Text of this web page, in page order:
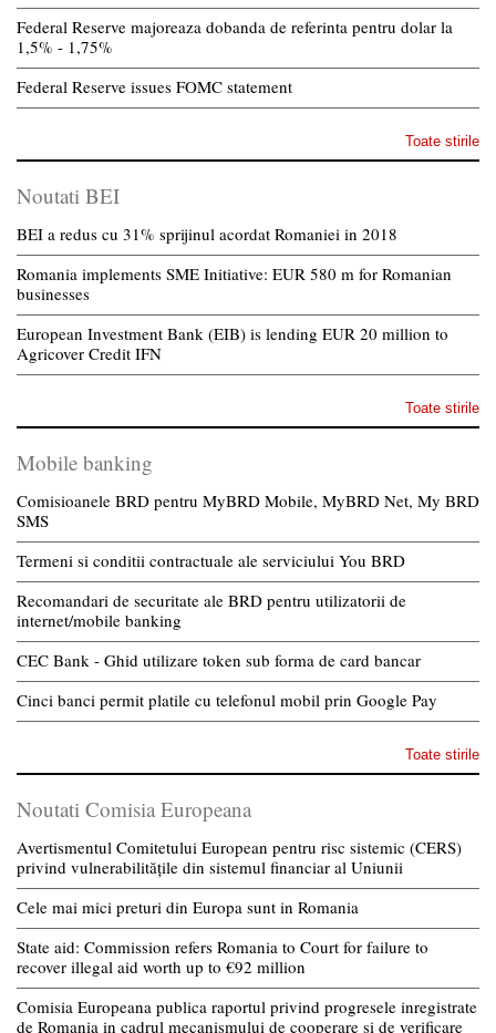
Federal Reserve majoreaza dobanda de referinta pentru dolar la
1,5% - 1,75%
Federal Reserve issues FOMC statement
Toate stirile
Noutati BEI
BEI a redus cu 31% sprijinul acordat Romaniei in 2018
Romania implements SME Initiative: EUR 580 m for Romanian
businesses
European Investment Bank (EIB) is lending EUR 20 million to
Agricover Credit IFN
Toate stirile
Mobile banking
Comisioanele BRD pentru MyBRD Mobile, MyBRD Net, My BRD
SMS
Termeni si conditii contractuale ale serviciului You BRD
Recomandari de securitate ale BRD pentru utilizatorii de
internet/mobile banking
CEC Bank - Ghid utilizare token sub forma de card bancar
Cinci banci permit platile cu telefonul mobil prin Google Pay
Toate stirile
Noutati Comisia Europeana
Avertismentul Comitetului European pentru risc sistemic (CERS)
privind vulnerabilitățile din sistemul financiar al Uniunii
Cele mai mici preturi din Europa sunt in Romania
State aid: Commission refers Romania to Court for failure to
recover illegal aid worth up to €92 million
Comisia Europeana publica raportul privind progresele inregistrate
de Romania in cadrul mecanismului de cooperare si de verificare